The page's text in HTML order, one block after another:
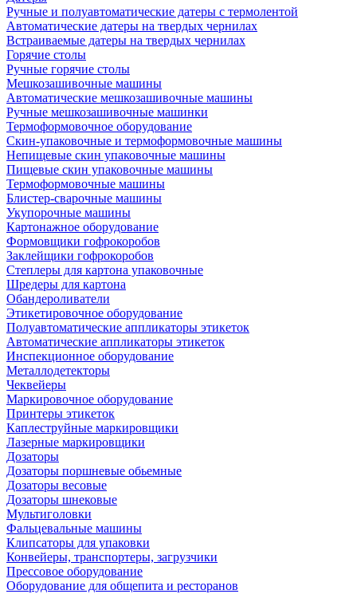
Ручные и полуавтоматические датеры с термолентой
Автоматические датеры на твердых чернилах
Встраиваемые датеры на твердых чернилах
Горячие столы
Ручные горячие столы
Мешкозашивочные машины
Автоматические мешкозашивочные машины
Ручные мешкозашивочные машинки
Термоформовочное оборудование
Скин-упаковочные и термоформовочные машины
Непищевые скин упаковочные машины
Пищевые скин упаковочные машины
Термоформовочные машины
Блистер-сварочные машины
Укупорочные машины
Картонажное оборудование
Формовщики гофрокоробов
Заклейщики гофрокоробов
Степлеры для картона упаковочные
Шредеры для картона
Обандероливатели
Этикетировочное оборудование
Полуавтоматические аппликаторы этикеток
Автоматические аппликаторы этикеток
Инспекционное оборудование
Металлодетекторы
Чеквейеры
Маркировочное оборудование
Принтеры этикеток
Каплеструйные маркировщики
Лазерные маркировщики
Дозаторы
Дозаторы поршневые обьемные
Дозаторы весовые
Дозаторы шнековые
Мультиголовки
Фальцевальные машины
Клипсаторы для упаковки
Конвейеры, транспортеры, загрузчики
Прессовое оборудование
Оборудование для общепита и ресторанов